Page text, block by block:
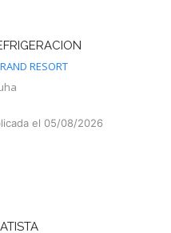
RESORT
el 05/08/2026